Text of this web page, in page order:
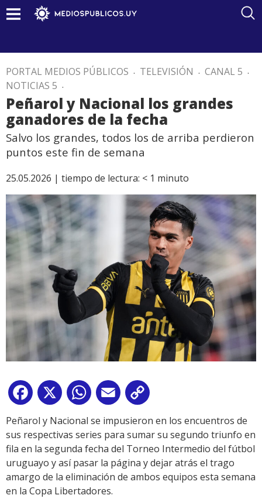
PORTAL MEDIOS PÚBLICOS . TELEVISIÓN . CANAL 5 .
NOTICIAS 5 .
Peñarol y Nacional los grandes
ganadores de la fecha
Salvo los grandes, todos los de arriba perdieron
puntos este fin de semana
25.05.2026 | tiempo de lectura: < 1 minuto
Facebook
X WhatsApp
Email
Link
Peñarol y Nacional se impusieron en los encuentros de
sus respectivas series para sumar su segundo triunfo en
fila en la segunda fecha del Torneo Intermedio del fútbol
uruguayo y así pasar la página y dejar atrás el trago
amargo de la eliminación de ambos equipos esta semana
en la Copa Libertadores.